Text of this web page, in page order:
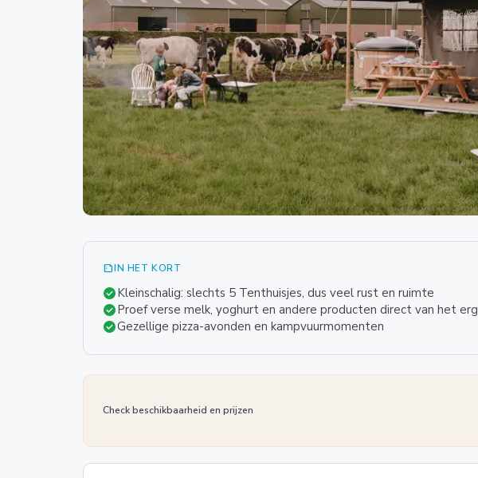
summarizeIN HET KORT
check_circleKleinschalig: slechts 5 Tenthuisjes, dus veel rust en ruimte
check_circleProef verse melk, yoghurt en andere producten direct van het erg
check_circleGezellige pizza-avonden en kampvuurmomenten
Check beschikbaarheid en prijzen